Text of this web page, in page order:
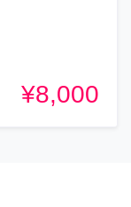
¥8,000